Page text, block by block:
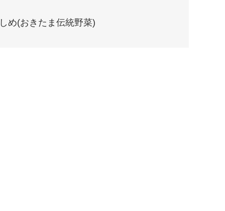
め(おきたま伝統野菜)